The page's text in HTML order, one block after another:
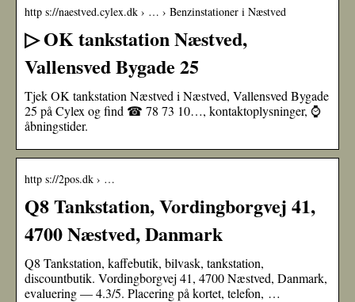
http s://naestved.cylex.dk › … › Benzinstationer i Næstved
▷ OK tankstation Næstved,
Vallensved Bygade 25
Tjek OK tankstation Næstved i Næstved, Vallensved Bygade
25 på Cylex og find ☎ 78 73 10…, kontaktoplysninger, ⌚
åbningstider.
http s://2pos.dk › …
Q8 Tankstation, Vordingborgvej 41,
4700 Næstved, Danmark
Q8 Tankstation, kaffebutik, bilvask, tankstation,
discountbutik. Vordingborgvej 41, 4700 Næstved, Danmark,
evaluering — 4.3/5. Placering på kortet, telefon, …